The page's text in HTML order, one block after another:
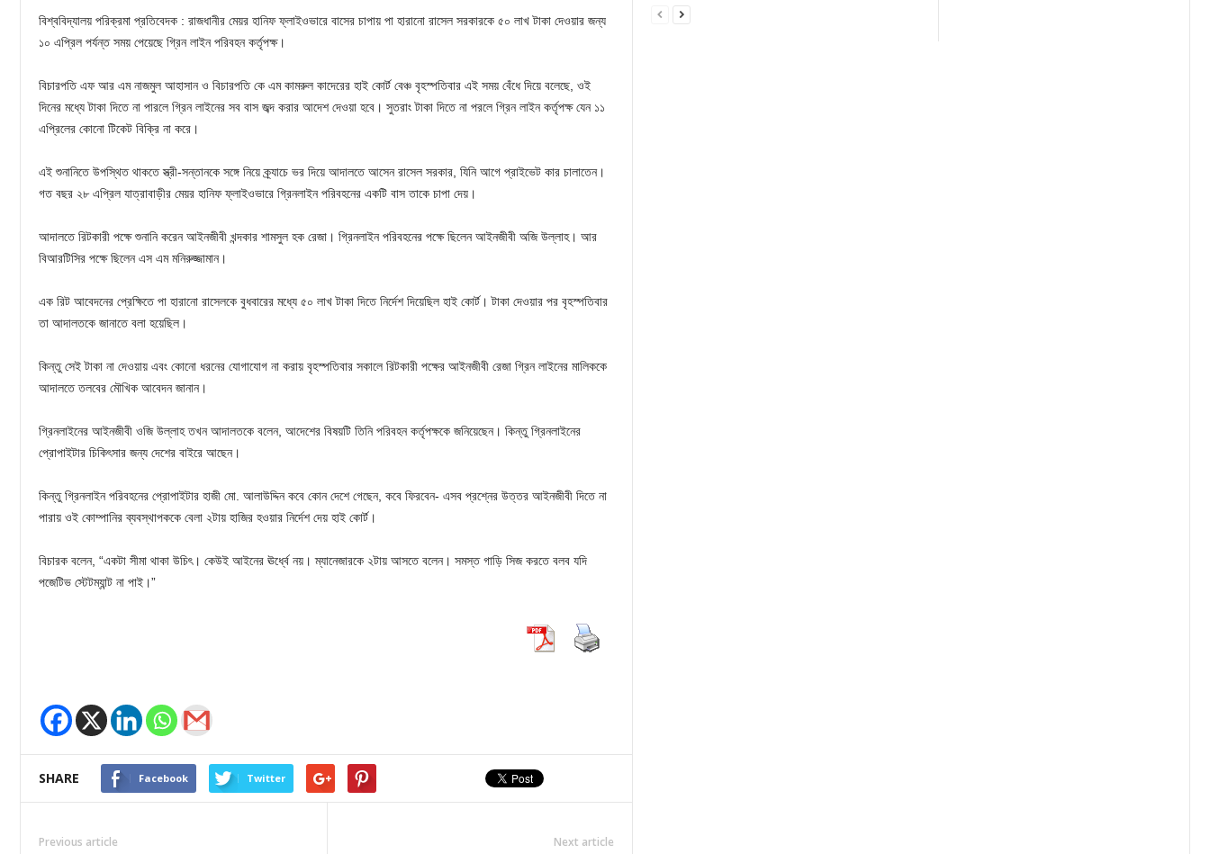
বিশ্ববিদ্যালয় পরিক্রমা প্রতিবেদক : রাজধানীর মেয়র হানিফ ফ্লাইওভারে বাসের চাপায় পা হারানো রাসেল সরকারকে ৫০ লাখ টাকা দেওয়ার জন্য
১০ এপ্রিল পর্যন্ত সময় পেয়েছে গ্রিন লাইন পরিবহন কর্তৃপক্ষ।
বিচারপতি এফ আর এম নাজমুল আহাসান ও বিচারপতি কে এম কামরুল কাদেরের হাই কোর্ট বেঞ্চ বৃহস্পতিবার এই সময় বেঁধে দিয়ে বলেছে, ওই
দিনের মধ্যে টাকা দিতে না পারলে গ্রিন লাইনের সব বাস জব্দ করার আদেশ দেওয়া হবে। সুতরাং টাকা দিতে না পরলে গ্রিন লাইন কর্তৃপক্ষ যেন ১১
এপ্রিলের কোনো টিকেট বিক্রি না করে।
এই শুনানিতে উপস্থিত থাকতে স্ত্রী-সন্তানকে সঙ্গে নিয়ে ক্র্যাচে ভর দিয়ে আদালতে আসেন রাসেল সরকার, যিনি আগে প্রাইভেট কার চালাতেন।
গত বছর ২৮ এপ্রিল যাত্রাবাড়ীর মেয়র হানিফ ফ্লাইওভারে গ্রিনলাইন পরিবহনের একটি বাস তাকে চাপা দেয়।
আদালতে রিটকারী পক্ষে শুনানি করেন আইনজীবী খন্দকার শামসুল হক রেজা। গ্রিনলাইন পরিবহনের পক্ষে ছিলেন আইনজীবী অজি উল্লাহ। আর
বিআরটিসির পক্ষে ছিলেন এস এম মনিরুজ্জামান।
এক রিট আবেদনের প্রেক্ষিতে পা হারানো রাসেলকে বুধবারের মধ্যে ৫০ লাখ টাকা দিতে নির্দেশ দিয়েছিল হাই কোর্ট। টাকা দেওয়ার পর বৃহস্পতিবার
তা আদালতকে জানাতে বলা হয়েছিল।
কিন্তু সেই টাকা না দেওয়ায় এবং কোনো ধরনের যোগাযোগ না করায় বৃহস্পতিবার সকালে রিটকারী পক্ষের আইনজীবী রেজা গ্রিন লাইনের মালিককে
আদালতে তলবের মৌখিক আবেদন জানান।
গ্রিনলাইনের আইনজীবী ওজি উল্লাহ তখন আদালতকে বলেন, আদেশের বিষয়টি তিনি পরিবহন কর্তৃপক্ষকে জনিয়েছেন। কিন্তু গ্রিনলাইনের
প্রোপাইটার চিকিৎসার জন্য দেশের বাইরে আছেন।
কিন্তু গ্রিনলাইন পরিবহনের প্রোপাইটার হাজী মো. আলাউদ্দিন কবে কোন দেশে গেছেন, কবে ফিরবেন- এসব প্রশ্নের উত্তর আইনজীবী দিতে না
পারায় ওই কোম্পানির ব্যবস্থাপককে বেলা ২টায় হাজির হওয়ার নির্দেশ দেয় হাই কোর্ট।
বিচারক বলেন, “একটা সীমা থাকা উচিৎ। কেউই আইনের ঊর্ধ্বে নয়। ম্যানেজারকে ২টায় আসতে বলেন। সমস্ত গাড়ি সিজ করতে বলব যদি
পজেটিভ স্টেটম্যান্ট না পাই।”
SHARE Facebook Twitter
Previous article Next article